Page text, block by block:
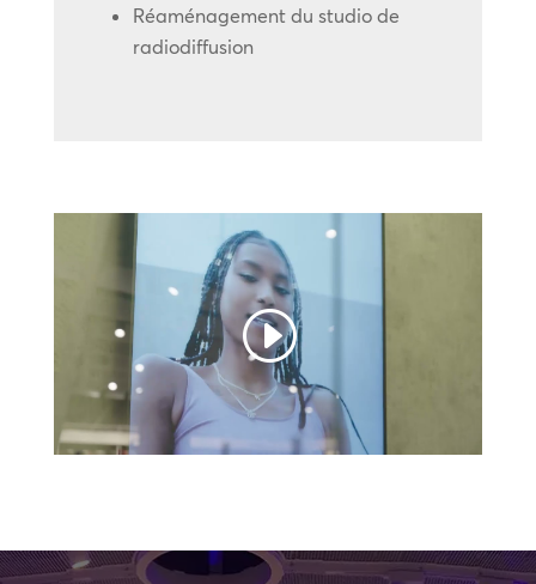
Réaménagement du studio de
radiodiffusion